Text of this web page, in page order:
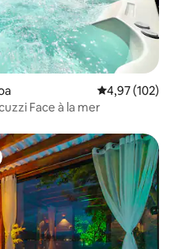
Évaluation
4,97 (102)
Face à la mer
plus appréciés